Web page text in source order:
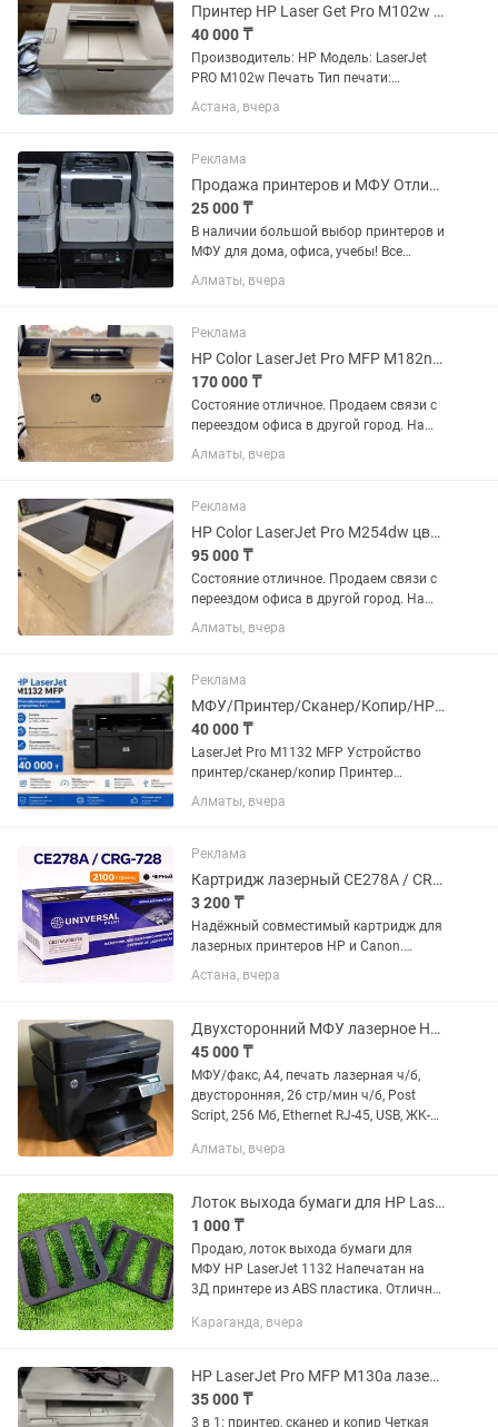
Принтер HP Laser Get Pro M102w в отличном состоянии мало использовали!
40 000 ₸
Производитель: HP Модель: LaserJet
PRO M102w Печать Тип печати:
Монохромная Разрешение печати, DPI:
600 x 600 Максимальный формат
печати А4, A5, A6, B5 Нестандартные...
Астана, вчера
Реклама
Продажа принтеров и МФУ Отличное состояние Новые картриджи
25 000 ₸
В наличии большой выбор принтеров и
МФУ для дома, офиса, учебы! Все
устройства в идеальном рабочем
состоянии Каждое устройство прошло
картриджи — готово к работе...
Алматы, вчера
Реклама
HP Color LaserJet Pro MFP M182n цветной лазерный МФУ.
170 000 ₸
Состояние отличное. Продаем связи с
переездом офиса в другой город. На
Каспий новый стоит 300тыс. Высокое
качество печати и сканера.
значит, четкие и...
Алматы, вчера
Реклама
HP Color LaserJet Pro M254dw цветной лазерный принтер.
95 000 ₸
Состояние отличное. Продаем связи с
переездом офиса в другой город. На
Каспий новый стоит 280 тыс. Высокое
качество печати и сканера.
Поддерживает AirPrint-печать...
Алматы, вчера
Реклама
МФУ/Принтер/Сканер/Копир/HP m1132
40 000 ₸
LaserJet Pro M1132 MFP Устройство
принтер/сканер/копир Принтер
Максимальный формат A4
Максимальный размер отпечатка 216
для ч/б печати 600x600 dpi Скорость
печати 18...
Алматы, вчера
Реклама
Картридж лазерный CE278A / CRG-728 (совместимый), черный
3 200 ₸
Надёжный совместимый картридж для
лазерных принтеров HP и Canon.
Обеспечивает чёткую печать
документов, отчётов и накладных без
подходит для офиса и домашнего...
Астана, вчера
Двухсторонний МФУ лазерное HP LaserJet Pro MFP M225dn, ч/б, A4
45 000 ₸
МФУ/факс, A4, печать лазерная ч/б,
двусторонняя, 26 стр/мин ч/б, Post
Script, 256 Мб, Ethernet RJ-45, USB, ЖК-
расчет таки за безналичный для
Алматы, вчера
Лоток выхода бумаги для HP LaserJet 1132
1 000 ₸
Продаю, лоток выхода бумаги для
МФУ HP LaserJet 1132 Напечатан на
3Д принтере из ABS пластика. Отлично
крепкий. (Намного удобнее линейки
Караганда, вчера
HP LaserJet Pro MFP M130a лазерный принтер / сканер / копир
35 000 ₸
3 в 1: принтер, сканер и копир Четкая